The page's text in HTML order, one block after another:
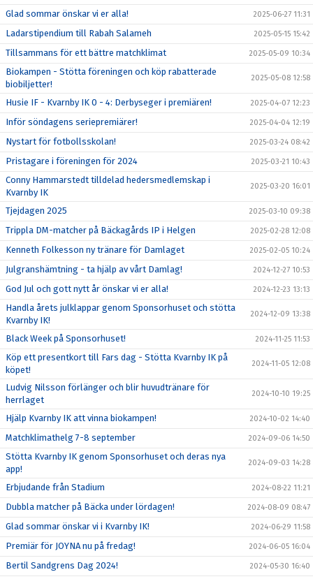
Glad sommar önskar vi er alla! 2025-06-27 11:31
Ladarstipendium till Rabah Salameh 2025-05-15 15:42
Tillsammans för ett bättre matchklimat 2025-05-09 10:34
Biokampen - Stötta föreningen och köp rabatterade
biobiljetter!
2025-05-08 12:58
Husie IF - Kvarnby IK 0 - 4: Derbyseger i premiären! 2025-04-07 12:23
Inför söndagens seriepremiärer! 2025-04-04 12:19
Nystart för fotbollsskolan! 2025-03-24 08:42
Pristagare i föreningen för 2024 2025-03-21 10:43
Conny Hammarstedt tilldelad hedersmedlemskap i
Kvarnby IK
2025-03-20 16:01
Tjejdagen 2025 2025-03-10 09:38
Trippla DM-matcher på Bäckagårds IP i Helgen 2025-02-28 12:08
Kenneth Folkesson ny tränare för Damlaget 2025-02-05 10:24
Julgranshämtning - ta hjälp av vårt Damlag! 2024-12-27 10:53
God Jul och gott nytt år önskar vi er alla! 2024-12-23 13:13
Handla årets julklappar genom Sponsorhuset och stötta
Kvarnby IK!
2024-12-09 13:38
Black Week på Sponsorhuset! 2024-11-25 11:53
Köp ett presentkort till Fars dag - Stötta Kvarnby IK på
köpet!
2024-11-05 12:08
Ludvig Nilsson förlänger och blir huvudtränare för
herrlaget
2024-10-10 19:25
Hjälp Kvarnby IK att vinna biokampen! 2024-10-02 14:40
Matchklimathelg 7-8 september 2024-09-06 14:50
Stötta Kvarnby IK genom Sponsorhuset och deras nya
app!
2024-09-03 14:28
Erbjudande från Stadium 2024-08-22 11:21
Dubbla matcher på Bäcka under lördagen! 2024-08-09 08:47
Glad sommar önskar vi i Kvarnby IK! 2024-06-29 11:58
Premiär för JOYNA nu på fredag! 2024-06-05 16:04
Bertil Sandgrens Dag 2024! 2024-05-30 16:40